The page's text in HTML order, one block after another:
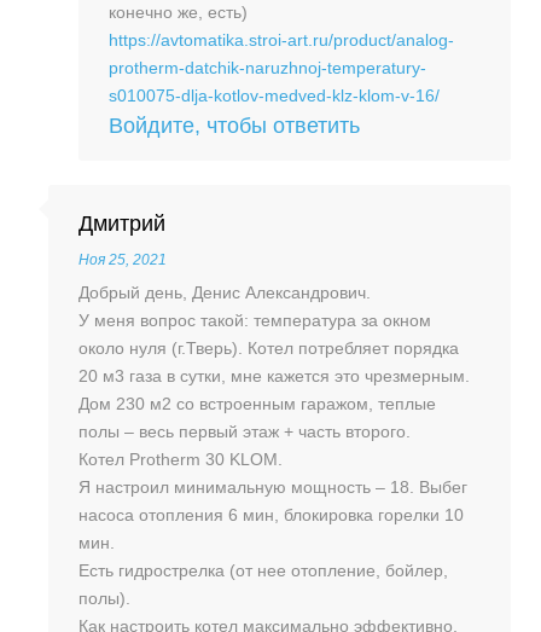
конечно же, есть)
https://avtomatika.stroi-art.ru/product/analog-
protherm-datchik-naruzhnoj-temperatury-
s010075-dlja-kotlov-medved-klz-klom-v-16/
Войдите, чтобы ответить
Дмитрий
Ноя 25, 2021
Добрый день, Денис Александрович.
У меня вопрос такой: температура за окном
около нуля (г.Тверь). Котел потребляет порядка
20 м3 газа в сутки, мне кажется это чрезмерным.
Дом 230 м2 со встроенным гаражом, теплые
полы – весь первый этаж + часть второго.
Котел Protherm 30 KLOM.
Я настроил минимальную мощность – 18. Выбег
насоса отопления 6 мин, блокировка горелки 10
мин.
Есть гидрострелка (от нее отопление, бойлер,
полы).
Как настроить котел максимально эффективно,